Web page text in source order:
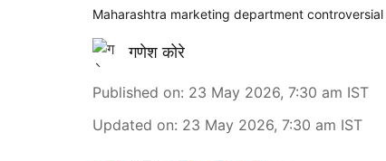
Maharashtra marketing department
गणेश कोरे
Published on: 23 May 2026, 7:30 am IST
Updated on: 23 May 2026, 7:30 am IST